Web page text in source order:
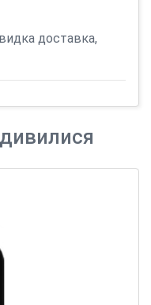
доставка,